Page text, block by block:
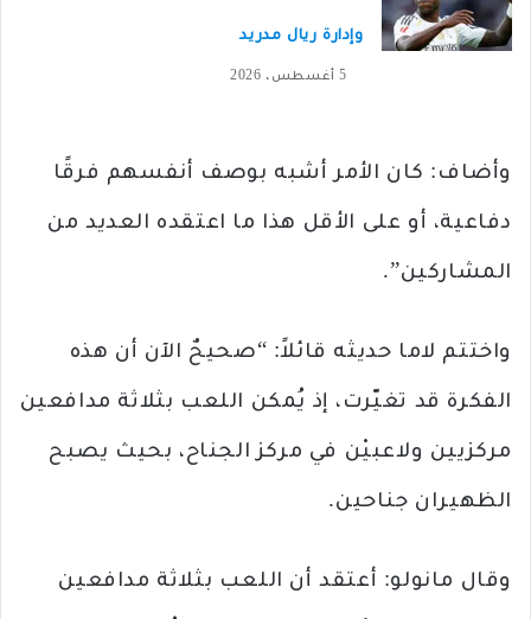
وإدارة ريال مدريد
5 أغسطس، 2026
وأضاف: كان الأمر أشبه بوصف أنفسهم فرقًا
دفاعية، أو على الأقل هذا ما اعتقده العديد من
المشاركين”.
واختتم لاما حديثه قائلاً: “صحيحٌ الآن أن هذه
الفكرة قد تغيّرت، إذ يُمكن اللعب بثلاثة مدافعين
مركزيين ولاعبيْن في مركز الجناح، بحيث يصبح
الظهيران جناحين.
وقال مانولو: أعتقد أن اللعب بثلاثة مدافعين